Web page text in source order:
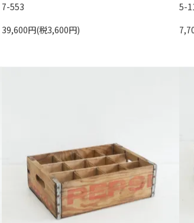
7-553
39,600円(税3,600円)
5-